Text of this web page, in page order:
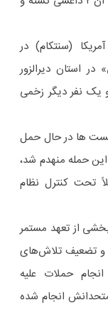
(سنتکام) در
استان دیرالزور
۲ داعشی کشته و یک نفر دیگر زخمی
ها در حال حمل
حمله منهدم شد،
تحت کنترل نظام
از تعهد مستمر
و تضعیف تلاش‌های
حملات علیه
انجام شده